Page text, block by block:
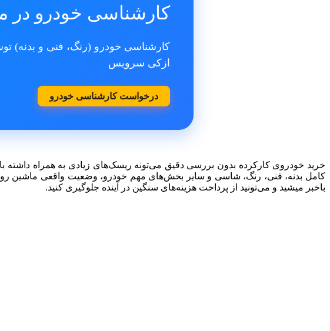
کارشناسی خودرو در
کارشناسی خودرو (رنگ، فنی و بدنه)
ازکی سرویس
درخواست کارشناسی خودرو
خرید خودروی کارکرده بدون بررسی دقیق می‌تونه ریسک‌های زیادی به همراه
کامل بدنه، فنی، رنگ، شاسی و سایر بخش‌های مهم خودرو، وضعیت واقعی ماشین رو
باخبر میشید و می‌تونید از پرداخت هزینه‌های سنگین در آینده جلوگیری کنید.